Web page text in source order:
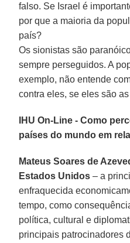
falso. Se Israel é
por que a maioria da
país?
Os sionistas são
sempre perseguidos. A
exemplo, não entende
contra eles, se eles são
IHU On-Line - Como
países do mundo em
Mateus Soares de
Estados Unidos – a
enfraquecida
tempo, como
política, cultural e
principais patrocinadores